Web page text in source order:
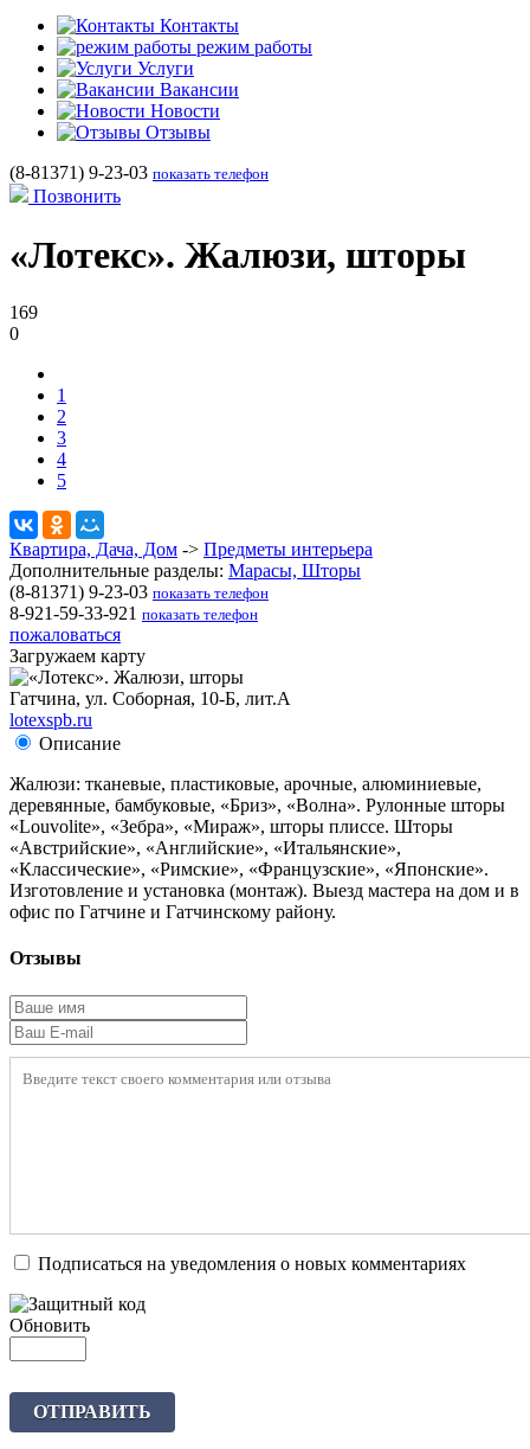
Контакты
режим работы
Услуги
Вакансии
Новости
Отзывы
(8-81371) 9-23-03 показать телефон
Позвонить
«Лотекс». Жалюзи, шторы
169
0
1
2
3
4
5
Квартира, Дача, Дом -> Предметы интерьера
Дополнительные разделы: Марасы, Шторы
(8-81371) 9-23-03 показать телефон
8-921-59-33-921 показать телефон
пожаловаться
Загружаем карту
Гатчина, ул. Соборная, 10-Б, лит.А
lotexspb.ru
Описание
Жалюзи: тканевые, пластиковые, арочные, алюминиевые,
деревянные, бамбуковые, «Бриз», «Волна». Рулонные шторы
«Louvolite», «Зебра», «Мираж», шторы плиссе. Шторы
«Австрийские», «Английские», «Итальянские»,
«Классические», «Римские», «Французские», «Японские».
Изготовление и установка (монтаж). Выезд мастера на дом и в
офис по Гатчине и Гатчинскому району.
Отзывы
Подписаться на уведомления о новых комментариях
Обновить
ОТПРАВИТЬ